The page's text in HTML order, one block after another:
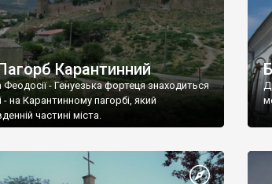
Карантинний
- Генуезька фортеця знаходиться
на Карантинному пагорбі, який
частині міста.